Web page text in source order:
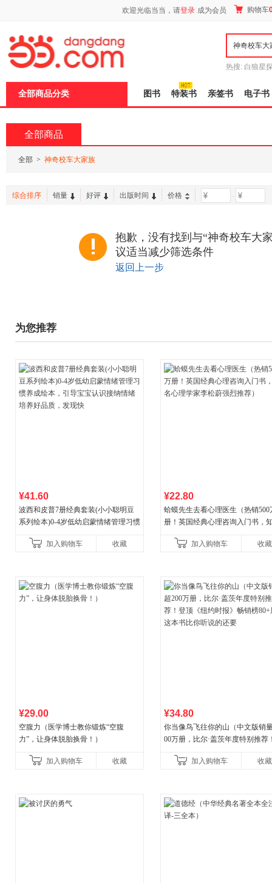
欢迎光临当当，请登录 成为会员 购物车
热搜: 白狼星
全部商品分类 图书 特装书 亲签书 电子书
全部商品
全部 > 神奇校车大家族
综合排序 销量 好评 出版时间 价格 -
抱歉，没有找到与“神奇校车大
议适当减少筛选条件
返回上一步
为您推荐
¥41.60
波西和皮普7册经典套装(小小聪明豆
系列绘本)0-4岁低幼启蒙情绪管理习惯
养好品质，发现快
加入购物车 收藏
¥22.80
蛤蟆先生去看心理医生（热销500
册！英国经典心理咨询入门书，
加入购物车
收藏
¥29.00
空腹力（医学博士教你锻炼“空腹
力”，让身体脱胎换骨！）
加入购物车 收藏
¥34.80
你当像鸟飞往你的山（中文版销
00万册，比尔·盖茨年度特别推荐
比你听说的还要
加入购物车 收藏
页
加